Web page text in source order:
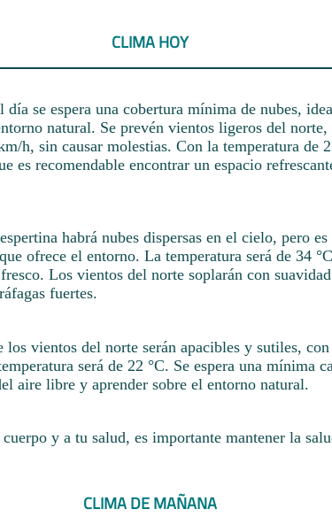
CLIMA HOY
se espera una cobertura mínima de nubes,
natural. Se prevén vientos ligeros del
h, sin causar molestias. Con la temperatura de
es recomendable encontrar un espacio
habrá nubes dispersas en el cielo, pero
ofrece el entorno. La temperatura será de 34
Los vientos del norte soplarán con
fuertes.
los vientos del norte serán apacibles y sutiles,
será de 22 °C. Se espera una mínima
aire libre y aprender sobre el entorno natural.
y a tu salud, es importante mantener la
CLIMA DE MAÑANA